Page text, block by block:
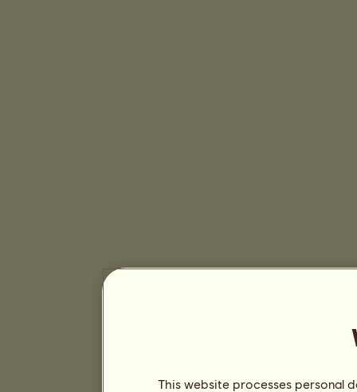
This website processes personal